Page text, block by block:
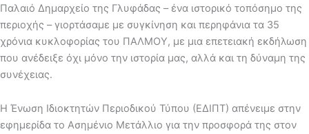
Παλαιό Δημαρχείο της Γλυφάδας – ένα ιστορικό τοπόσημο της
περιοχής – γιορτάσαμε με συγκίνηση και περηφάνια τα 35
χρόνια κυκλοφορίας του ΠΑΛΜΟΥ, με μια επετειακή εκδήλωση
που ανέδειξε όχι μόνο την ιστορία μας, αλλά και τη δύναμη της
συνέχειας.
Η Ένωση Ιδιοκτητών Περιοδικού Τύπου (ΕΔΙΠΤ) απένειμε στην
εφημερίδα το Ασημένιο Μετάλλιο για την προσφορά της στον